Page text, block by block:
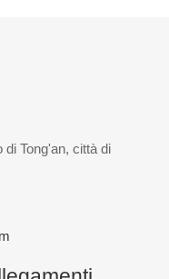
Tong'an, città di